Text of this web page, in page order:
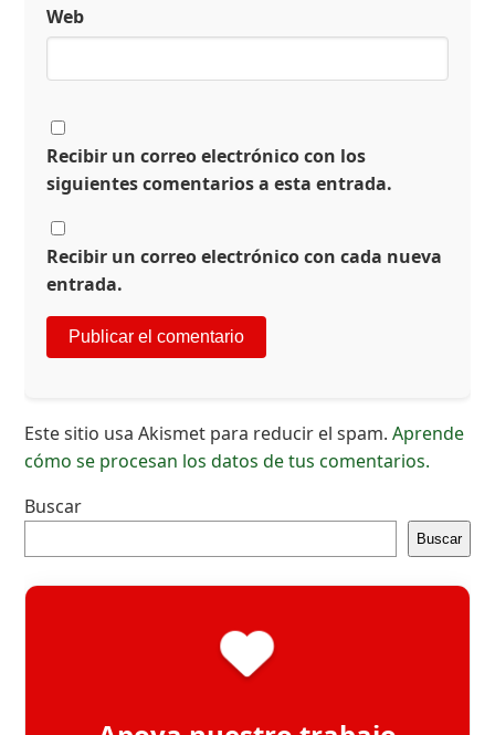
Web
Recibir un correo electrónico con los
siguientes comentarios a esta entrada.
Recibir un correo electrónico con cada nueva
entrada.
Este sitio usa Akismet para reducir el spam.Aprende
cómo se procesan los datos de tus comentarios.
Buscar
Buscar